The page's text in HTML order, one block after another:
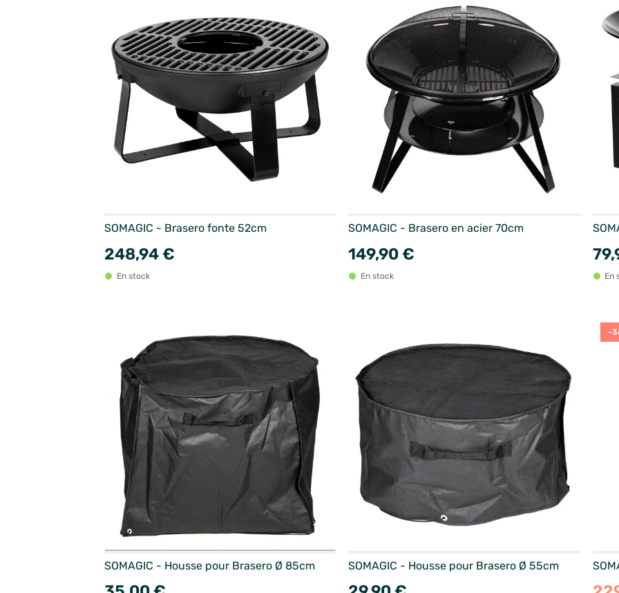
SOMAGIC - Brasero fonte 52cm
248,94 €
En stock
SOMAGIC - Brasero en acier 70cm
149,90 €
En stock En
SOMAGIC - Housse pour Brasero Ø 85cm SOMAGIC - Housse pour Brasero Ø 55cm
-